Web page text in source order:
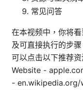
常见问答
在本视频中，你将
及可直接执行的步
可以点击以下推荐
Website -
-